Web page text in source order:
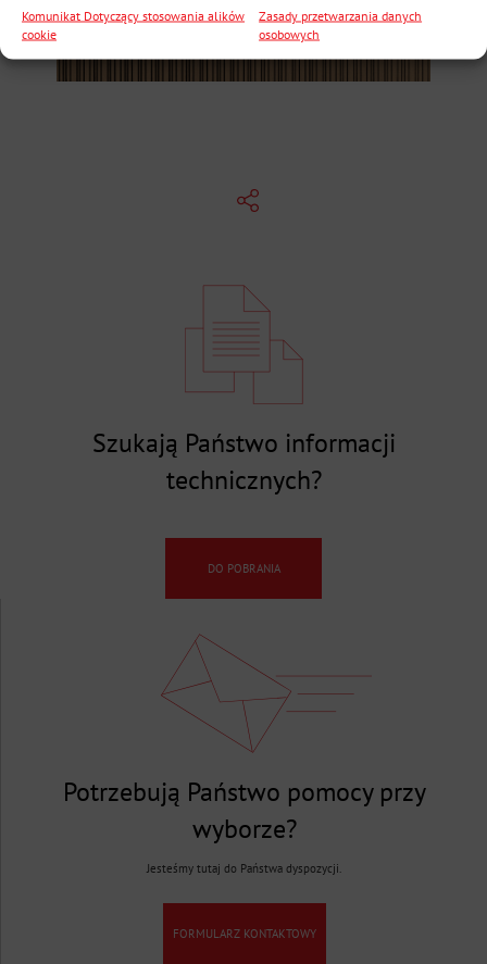
Komunikat Dotyczący stosowania alików
cookie
Zasady przetwarzania danych
osobowych
Szukają Państwo informacji
technicznych?
DO POBRANIA
Potrzebują Państwo pomocy przy
wyborze?
Jesteśmy tutaj do Państwa dyspozycji.
FORMULARZ KONTAKTOWY